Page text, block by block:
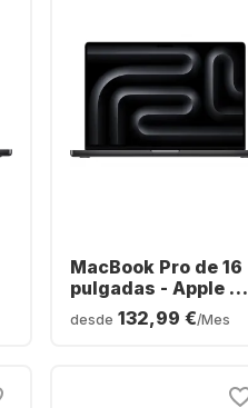
MacBook Pro de 16
pulgadas - Apple M5
Pro - 24 GB - SSD de
1 TB - Apple de 20
desde 132,99 €/Mes